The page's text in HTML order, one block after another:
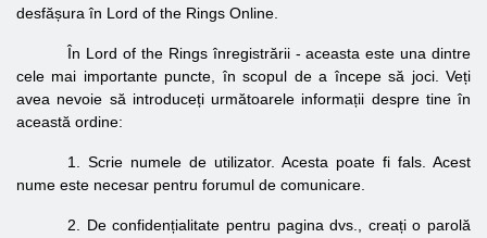
desfășura în Lord of the Rings Online.
În Lord of the Rings înregistrării - aceasta este una dintre
cele mai importante puncte, în scopul de a începe să joci. Veți
avea nevoie să introduceți următoarele informații despre tine în
această ordine:
1. Scrie numele de utilizator. Acesta poate fi fals. Acest
nume este necesar pentru forumul de comunicare.
2. De confidențialitate pentru pagina dvs., creați o parolă